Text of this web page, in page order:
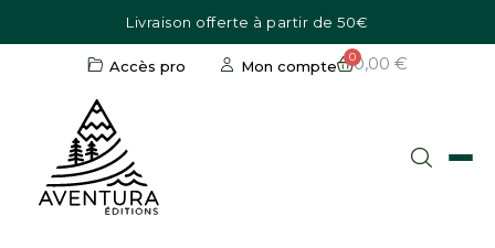
Livraison offerte à partir de 50€
Accès pro Mon compte 0,00 €